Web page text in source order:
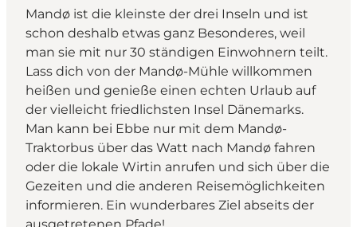
Mandø ist die kleinste der drei Inseln und ist
schon deshalb etwas ganz Besonderes, weil
man sie mit nur 30 ständigen Einwohnern teilt.
Lass dich von der Mandø-Mühle willkommen
heißen und genieße einen echten Urlaub auf
der vielleicht friedlichsten Insel Dänemarks.
Man kann bei Ebbe nur mit dem Mandø-
Traktorbus über das Watt nach Mandø fahren
oder die lokale Wirtin anrufen und sich über die
Gezeiten und die anderen Reisemöglichkeiten
informieren. Ein wunderbares Ziel abseits der